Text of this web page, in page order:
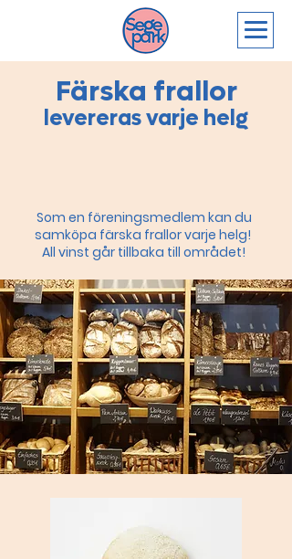
Färska frallor
levereras varje helg
Som en föreningsmedlem kan du
samköpa färska frallor varje helg!
All vinst går tillbaka till området!